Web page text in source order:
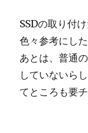
SSDの取り付
色々参考にし
あとは、普通
していないら
てところも要